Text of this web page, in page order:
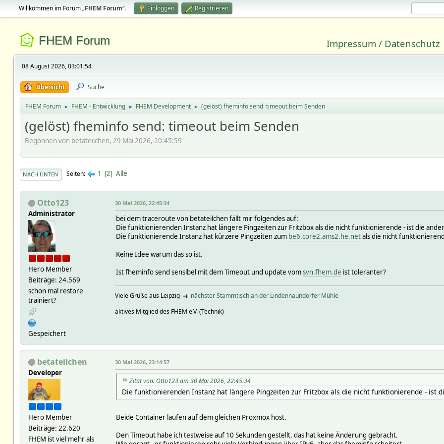
Willkommen im Forum „FHEM Forum“. Einloggen Registrieren
FHEM Forum Impressum / Datenschutz
08 August 2026, 03:01:54
Übersicht Suche
FHEM Forum ► FHEM - Entwicklung ► FHEM Development ► (gelöst) fheminfo send: timeout beim Senden
(gelöst) fheminfo send: timeout beim Senden
Begonnen von betateilchen, 29 Mai 2026, 20:45:59
NACH UNTEN Seiten 1 2 Alle
Otto123
Administrator
Hero Member
Beiträge: 24.569
schon mal restore
trainiert?
Gespeichert
30 Mai 2026, 22:45:34
bei dem traceroute von betateilchen fällt mir folgendes auf:
Die funktionierenden Instanz hat längere Pingzeiten zur Fritzbox als die nicht funktionierende - ist die
Die funktionierende Instanz hat kürzere Pingzeiten zum be6.core2.ams2.he.netals die nicht
Keine Idee warum das so ist.
Ist fheminfo send sensibel mit dem Timeout und update vomsvn.fhem.de ist toleranter?
Viele Grüße aus Leipzig ⇉ nächster Stammtisch an der Lindennaundorfer Mühle
aktives Mitglied des FHEM e.V. (Technik)
betateilchen
Developer
Hero Member
Beiträge: 22.620
FHEM ist viel mehr als
30 Mai 2026, 23:14:57
Zitat von: Otto123 am 30 Mai 2026, 22:45:34
Die funktionierenden Instanz hat längere Pingzeiten zur Fritzbox als die nicht funktionierende - ist
Beide Container laufen auf dem gleichen Proxmox host.
Den Timeout habe ich testweise auf 10 Sekunden gestellt, das hat keine Änderung gebracht.